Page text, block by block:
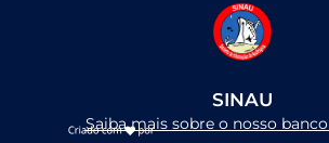
g
r
m
SINAU
Saiba mais sobre o nosso